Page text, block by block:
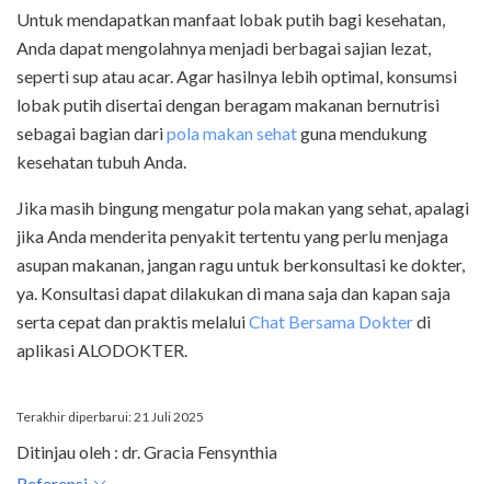
Untuk mendapatkan manfaat lobak putih bagi kesehatan,
Anda dapat mengolahnya menjadi berbagai sajian lezat,
seperti sup atau acar. Agar hasilnya lebih optimal, konsumsi
lobak putih disertai dengan beragam makanan bernutrisi
sebagai bagian daripola makan sehatguna mendukung
kesehatan tubuh Anda.
Jika masih bingung mengatur pola makan yang sehat, apalagi
jika Anda menderita penyakit tertentu yang perlu menjaga
asupan makanan, jangan ragu untuk berkonsultasi ke dokter,
ya. Konsultasi dapat dilakukan di mana saja dan kapan saja
serta cepat dan praktis melaluiChat Bersama Dokterdi
aplikasi ALODOKTER.
Terakhir diperbarui: 21 Juli 2025